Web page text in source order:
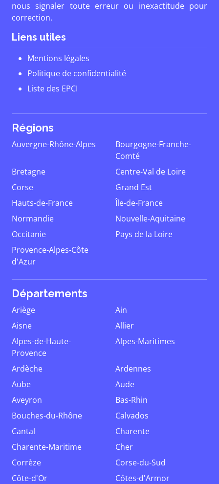
nous signaler toute erreur ou inexactitude pour
correction.
Liens utiles
Mentions légales
Politique de confidentialité
Liste des EPCI
Régions
Auvergne-Rhône-Alpes
Bourgogne-Franche-
Comté
Bretagne
Centre-Val de Loire
Corse
Grand Est
Hauts-de-France
Île-de-France
Normandie
Nouvelle-Aquitaine
Occitanie
Pays de la Loire
Provence-Alpes-Côte
d'Azur
Départements
Ariège
Ain
Aisne
Allier
Alpes-de-Haute-
Provence
Alpes-Maritimes
Ardèche
Ardennes
Aube
Aude
Aveyron
Bas-Rhin
Bouches-du-Rhône
Calvados
Cantal
Charente
Charente-Maritime
Cher
Corrèze
Corse-du-Sud
Côte-d'Or
Côtes-d'Armor